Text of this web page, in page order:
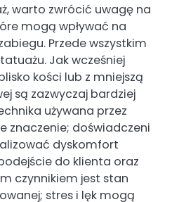
warto zwrócić uwagę na
mogą wpływać na
Przede wszystkim
Jak wcześniej
kości lub z mniejszą
są zazwyczaj bardziej
używana przez
doświadczeni
dyskomfort
do klienta oraz
czynnikiem jest stan
stres i lęk mogą